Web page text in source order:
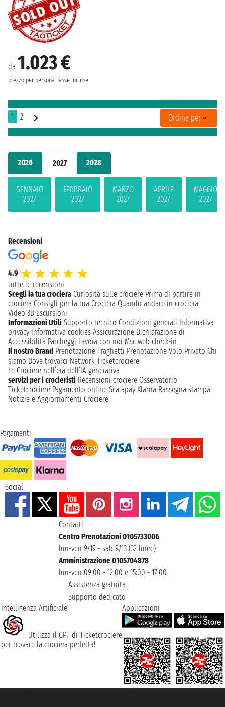
2026 2027 2028
GENNAIO
2027
FEBBRAIO
2027
MARZO
2027
APRILE
2027
MAGGIO
2027
da 1.023 €
prezzo per persona Tasse incluse
1 2 Ordina per
Recensioni
4.9
tutte le recensioni
Scegli la tua crociera Curiosità sulle crociere Prima di partire in
crociera Consigli per la tua Crociera Quando andare in crociera
Video 3D Escursioni
Informazioni Utili Supporto tecnico Condizioni generali Informativa
privacy Informativa cookies Assicurazione Dichiarazione di
Accessibilità Parcheggi Lavora con noi Msc web check-in
Il nostro Brand Prenotazione Traghetti Prenotazione Volo Privato Chi
siamo Dove trovarci Network Ticketcrociere:
Le Crociere nell’era dell’IA generativa
servizi per i crocieristi Recensioni crociere Osservatorio
Ticketcrociere Pagamento online Scalapay Klarna Rassegna stampa
Notizie e Aggiornamenti Crociere
Pagamenti
Social
Contatti
Centro Prenotazioni 0105733006
lun-ven 9/19 - sab 9/13 (32 linee)
Amministrazione 0105704878
lun-ven 09:00 - 12:00 e 15:00 - 17:00
Assistenza gratuita
Supporto dedicato
Intelligenza Artificiale
Utilizza il GPT di Ticketcrociere
per trovare la crociera perfetta!
Applicazioni